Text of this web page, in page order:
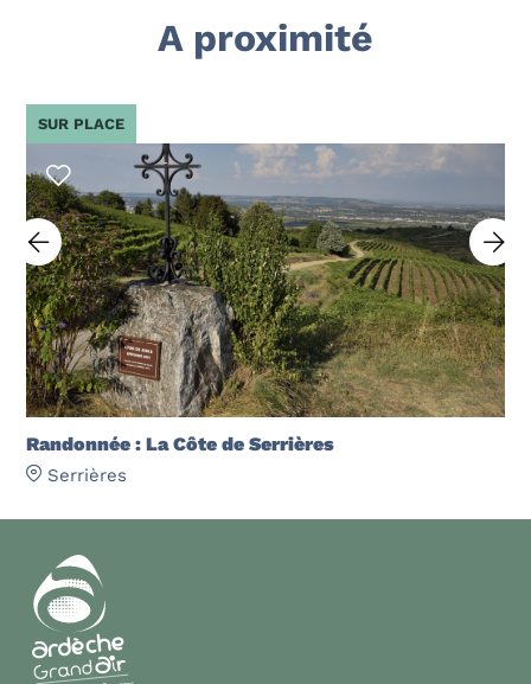
A proximité
Randonnée : La Côte de Serrières
Serrières
SUR PLACE